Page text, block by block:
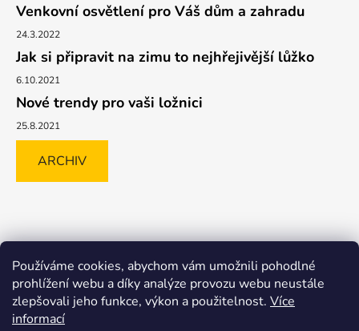
Používáme cookies, abychom vám umožnili pohodlné
prohlížení webu a díky analýze provozu webu neustále
zlepšovali jeho funkce, výkon a použitelnost. Více
informací
Venkovní osvětlení pro Váš dům a zahradu
24.3.2022
Jak si připravit na zimu to nejhřejivější lůžko
6.10.2021
Nové trendy pro vaši ložnici
25.8.2021
ARCHIV
MALL.CZ